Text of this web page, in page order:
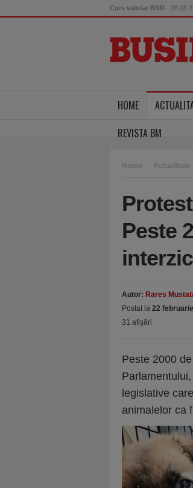
Curs valutar BNR -
HOME
REVISTA BM
Home Actualitate
Peste
Autor: Rares
Postat la 22
31 afişări
Peste 2000
legislative
animalelor ca